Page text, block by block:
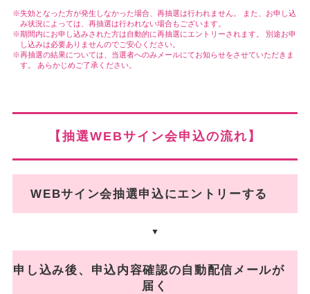
失効となった方が発生しなかった場合、再抽選は行われません。 また、お申し込
み状況によっては、再抽選は行われない場合もございます。
期間内にお申し込みされた方は自動的に再抽選にエントリーされます。 別途お申
し込みは必要ありませんのでご安心ください。
再抽選の結果については、当選者へのみメールにてお知らせをさせていただきま
す。 あらかじめご了承ください。
【抽選WEBサイン会申込の流れ】
WEBサイン会抽選申込にエントリーする
▼
申し込み後、申込内容確認の自動配信メールが
届く